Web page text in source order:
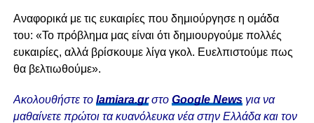
Αναφορικά με τις ευκαιρίες που δημιούργησε η ομάδα
του: «Το πρόβλημα μας είναι ότι δημιουργούμε πολλές
ευκαιρίες, αλλά βρίσκουμε λίγα γκολ. Ευελπιστούμε πως
θα βελτιωθούμε».
Ακολουθήστε το lamiara.grστο Google Newsγια να
μαθαίνετε πρώτοι τα κυανόλευκα νέα στην Ελλάδα και τον